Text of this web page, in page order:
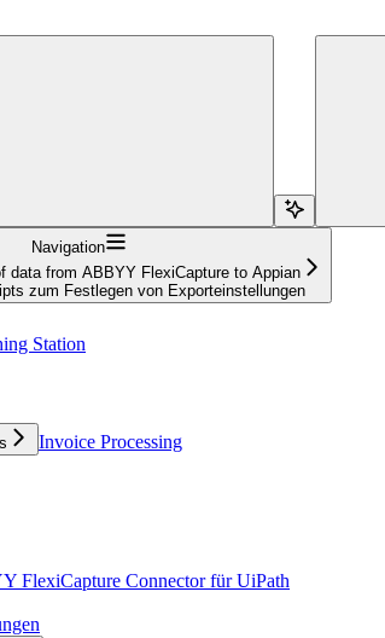
Navigation
data from ABBYY FlexiCapture to Appian
zum Festlegen von Exporteinstellungen
Station
Invoice Processing
FlexiCapture Connector für UiPath